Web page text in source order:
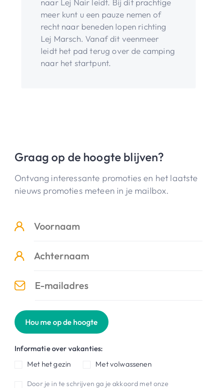
naar Lej Nair leidt. Bij dit prachtige
meer kunt u een pauze nemen of
recht naar beneden lopen richting
Lej Marsch. Vanaf dit veenmeer
leidt het pad terug over de camping
naar het startpunt.
Graag op de hoogte blijven?
Ontvang interessante promoties en het laatste
nieuws promoties meteen in je mailbox.
Hou me op de hoogte
Informatie over vakanties:
Met het gezin
Met volwassenen
Door je in te schrijven ga je akkoord met onze